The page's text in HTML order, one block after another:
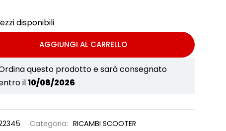
disponibili
AGGIUNGI AL CARRELLO
questo prodotto e sarà consegnato
il10/08/2026
Categoria: RICAMBI SCOOTER